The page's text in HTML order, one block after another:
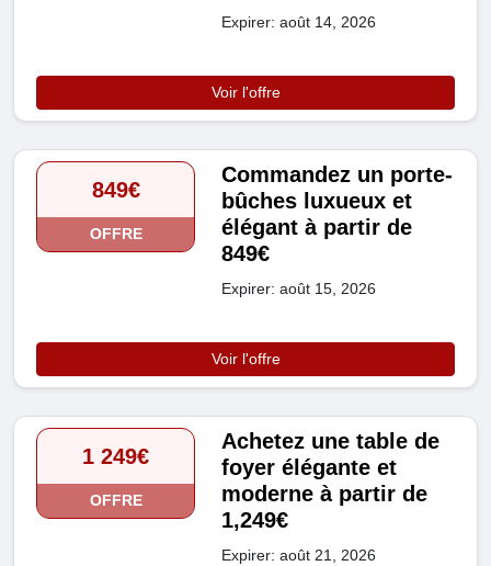
Expirer: août 14, 2026
Voir l'offre
849€
OFFRE
Commandez un porte-
bûches luxueux et
élégant à partir de
849€
Expirer: août 15, 2026
Voir l'offre
1 249€
OFFRE
Achetez une table de
foyer élégante et
moderne à partir de
1,249€
Expirer: août 21, 2026